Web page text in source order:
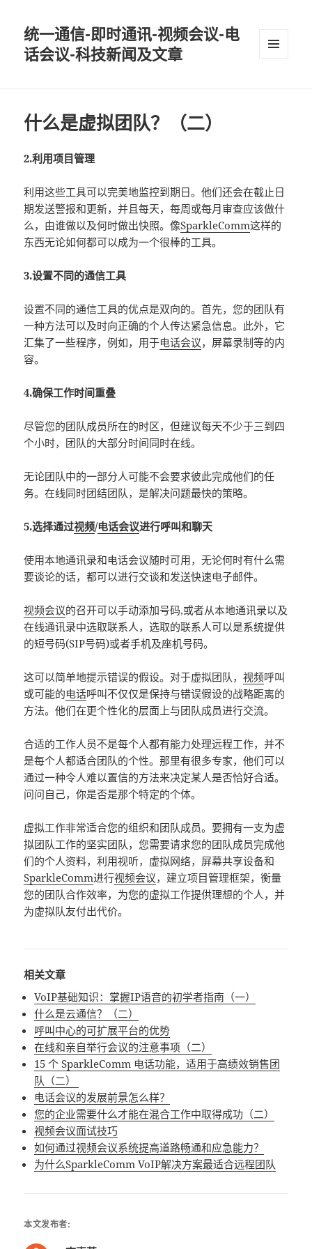
统一通信-即时通讯-视频会议-电
话会议-科技新闻及文章
什么是虚拟团队？（二）
2.利用项目管理
利用这些工具可以完美地监控到期日。他们还会在截止日
期发送警报和更新，并且每天，每周或每月审查应该做什
么，由谁做以及何时做出快照。像SparkleComm这样的
东西无论如何都可以成为一个很棒的工具。
3.设置不同的通信工具
设置不同的通信工具的优点是双向的。首先，您的团队有
一种方法可以及时向正确的个人传达紧急信息。此外，它
汇集了一些程序，例如，用于电话会议，屏幕录制等的内
容。
4.确保工作时间重叠
尽管您的团队成员所在的时区，但建议每天不少于三到四
个小时，团队的大部分时间同时在线。
无论团队中的一部分人可能不会要求彼此完成他们的任
务。在线同时团结团队，是解决问题最快的策略。
5.选择通过视频/电话会议进行呼叫和聊天
使用本地通讯录和电话会议随时可用，无论何时有什么需
要谈论的话，都可以进行交谈和发送快速电子邮件。
视频会议的召开可以手动添加号码,或者从本地通讯录以及
在线通讯录中选取联系人，选取的联系人可以是系统提供
的短号码(SIP号码)或者手机及座机号码。
这可以简单地提示错误的假设。对于虚拟团队，视频呼叫
或可能的电话呼叫不仅仅是保持与错误假设的战略距离的
方法。他们在更个性化的层面上与团队成员进行交流。
合适的工作人员不是每个人都有能力处理远程工作，并不
是每个人都适合团队的个性。那里有很多专家，他们可以
通过一种令人难以置信的方法来决定某人是否恰好合适。
问问自己，你是否是那个特定的个体。
虚拟工作非常适合您的组织和团队成员。要拥有一支为虚
拟团队工作的坚实团队，您需要请求您的团队成员完成他
们的个人资料，利用视听，虚拟网络，屏幕共享设备和
SparkleComm进行视频会议，建立项目管理框架，衡量
您的团队合作效率，为您的虚拟工作提供理想的个人，并
为虚拟队友付出代价。
相关文章
VoIP基础知识：掌握IP语音的初学者指南（一）
什么是云通信？（二）
呼叫中心的可扩展平台的优势
在线和亲自举行会议的注意事项（二）
15 个 SparkleComm 电话功能，适用于高绩效销售团
队（二）
电话会议的发展前景怎么样？
您的企业需要什么才能在混合工作中取得成功（二）
视频会议面试技巧
如何通过视频会议系统提高道路畅通和应急能力？
为什么SparkleComm VoIP解决方案最适合远程团队
本文发布者: